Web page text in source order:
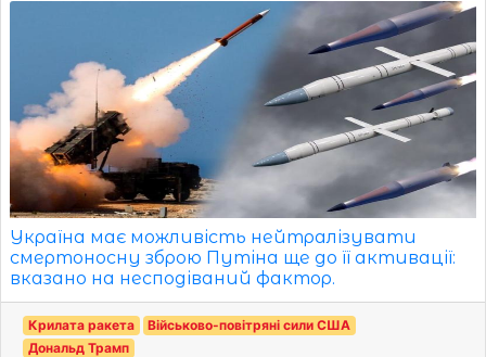
Україна має можливість нейтралізувати
смертоносну зброю Путіна ще до її активації:
вказано на несподіваний фактор.
Крилата ракета
Військово-повітряні сили США
Дональд Трамп